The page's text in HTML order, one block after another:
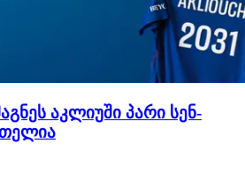
აკლიუში პარი სენ-